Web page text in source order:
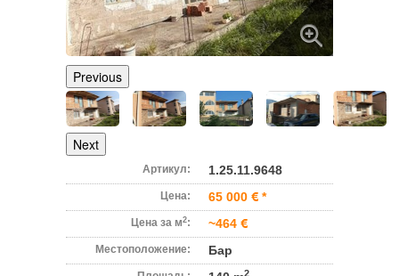
Previous
Next
Артикул: 1.25.11.9648
Цена: 65 000 *
Цена за м2: ~464
Местоположение: Бар
2